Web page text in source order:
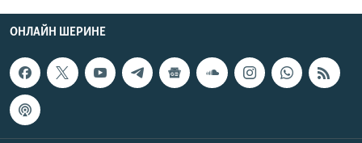
ОНЛАЙН ШЕРИНЕ